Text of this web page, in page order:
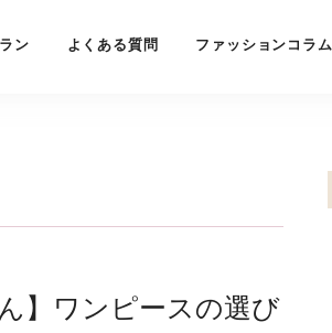
ン よくある質問 ファッションコラム
ん】ワンピースの選び